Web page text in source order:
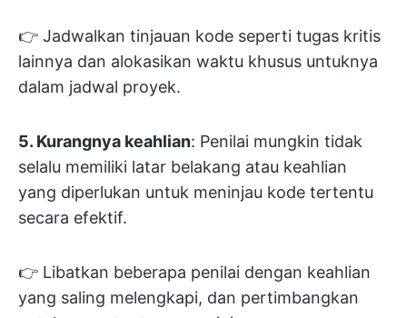
👉 Jadwalkan tinjauan kode seperti tugas kritis
lainnya dan alokasikan waktu khusus untuknya
dalam jadwal proyek.
5. Kurangnya keahlian: Penilai mungkin tidak
selalu memiliki latar belakang atau keahlian
yang diperlukan untuk meninjau kode tertentu
secara efektif.
👉 Libatkan beberapa penilai dengan keahlian
yang saling melengkapi, dan pertimbangkan